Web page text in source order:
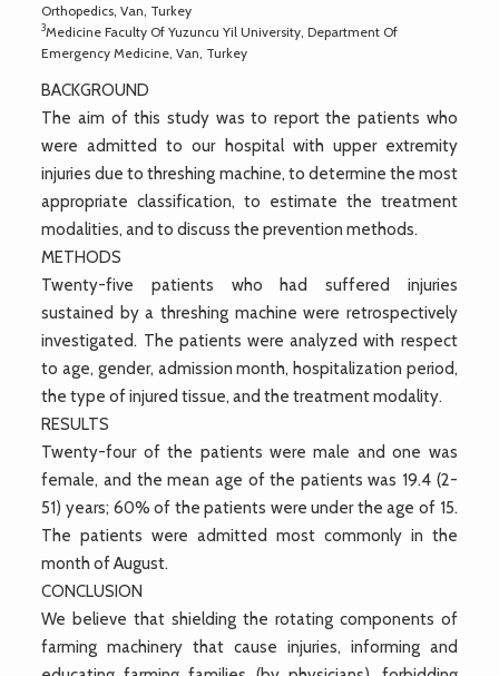
Orthopedics, Van, Turkey
3Medicine Faculty Of Yuzuncu Yil University, Department Of
Emergency Medicine, Van, Turkey
BACKGROUND
The aim of this study was to report the patients who
were admitted to our hospital with upper extremity
injuries due to threshing machine, to determine the most
appropriate classification, to estimate the treatment
modalities, and to discuss the prevention methods.
METHODS
Twenty-five patients who had suffered injuries
sustained by a threshing machine were retrospectively
investigated. The patients were analyzed with respect
to age, gender, admission month, hospitalization period,
the type of injured tissue, and the treatment modality.
RESULTS
Twenty-four of the patients were male and one was
female, and the mean age of the patients was 19.4 (2-
51) years; 60% of the patients were under the age of 15.
The patients were admitted most commonly in the
month of August.
CONCLUSION
We believe that shielding the rotating components of
farming machinery that cause injuries, informing and